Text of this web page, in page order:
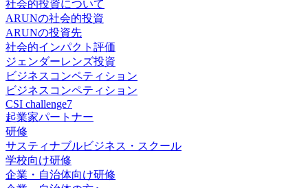
社会的投資について
ARUNの社会的投資
ARUNの投資先
社会的インパクト評価
ジェンダーレンズ投資
ビジネスコンペティション
ビジネスコンペティション
CSI challenge7
起業家パートナー
研修
サスティナブルビジネス・スクール
学校向け研修
企業・自治体向け研修